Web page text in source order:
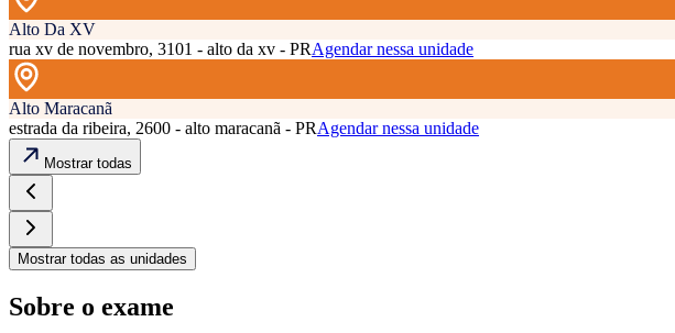
Alto Da XV
rua xv de novembro, 3101 - alto da xv - PRAgendar nessa unidade
Alto Maracanã
estrada da ribeira, 2600 - alto maracanã - PRAgendar nessa unidade
Mostrar todas
Mostrar todas as unidades
Sobre o exame